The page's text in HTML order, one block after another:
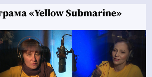
«Yellow Submarine»